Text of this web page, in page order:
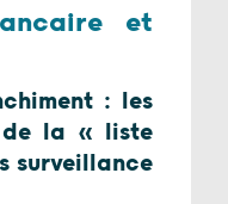
et
: les
de la « liste
surveillance